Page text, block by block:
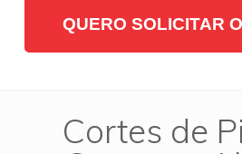
QUERO SOLICITAR
Cortes de